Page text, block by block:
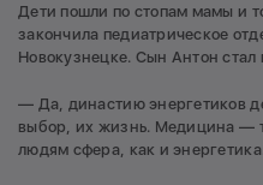
Дети пошли по стопам мамы и
закончила педиатрическое
Новокузнецке. Сын Антон
— Да, династию энергетиков
выбор, их жизнь. Медицина —
людям сфера, как и энергетика.